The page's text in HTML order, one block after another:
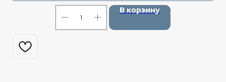
В корзину